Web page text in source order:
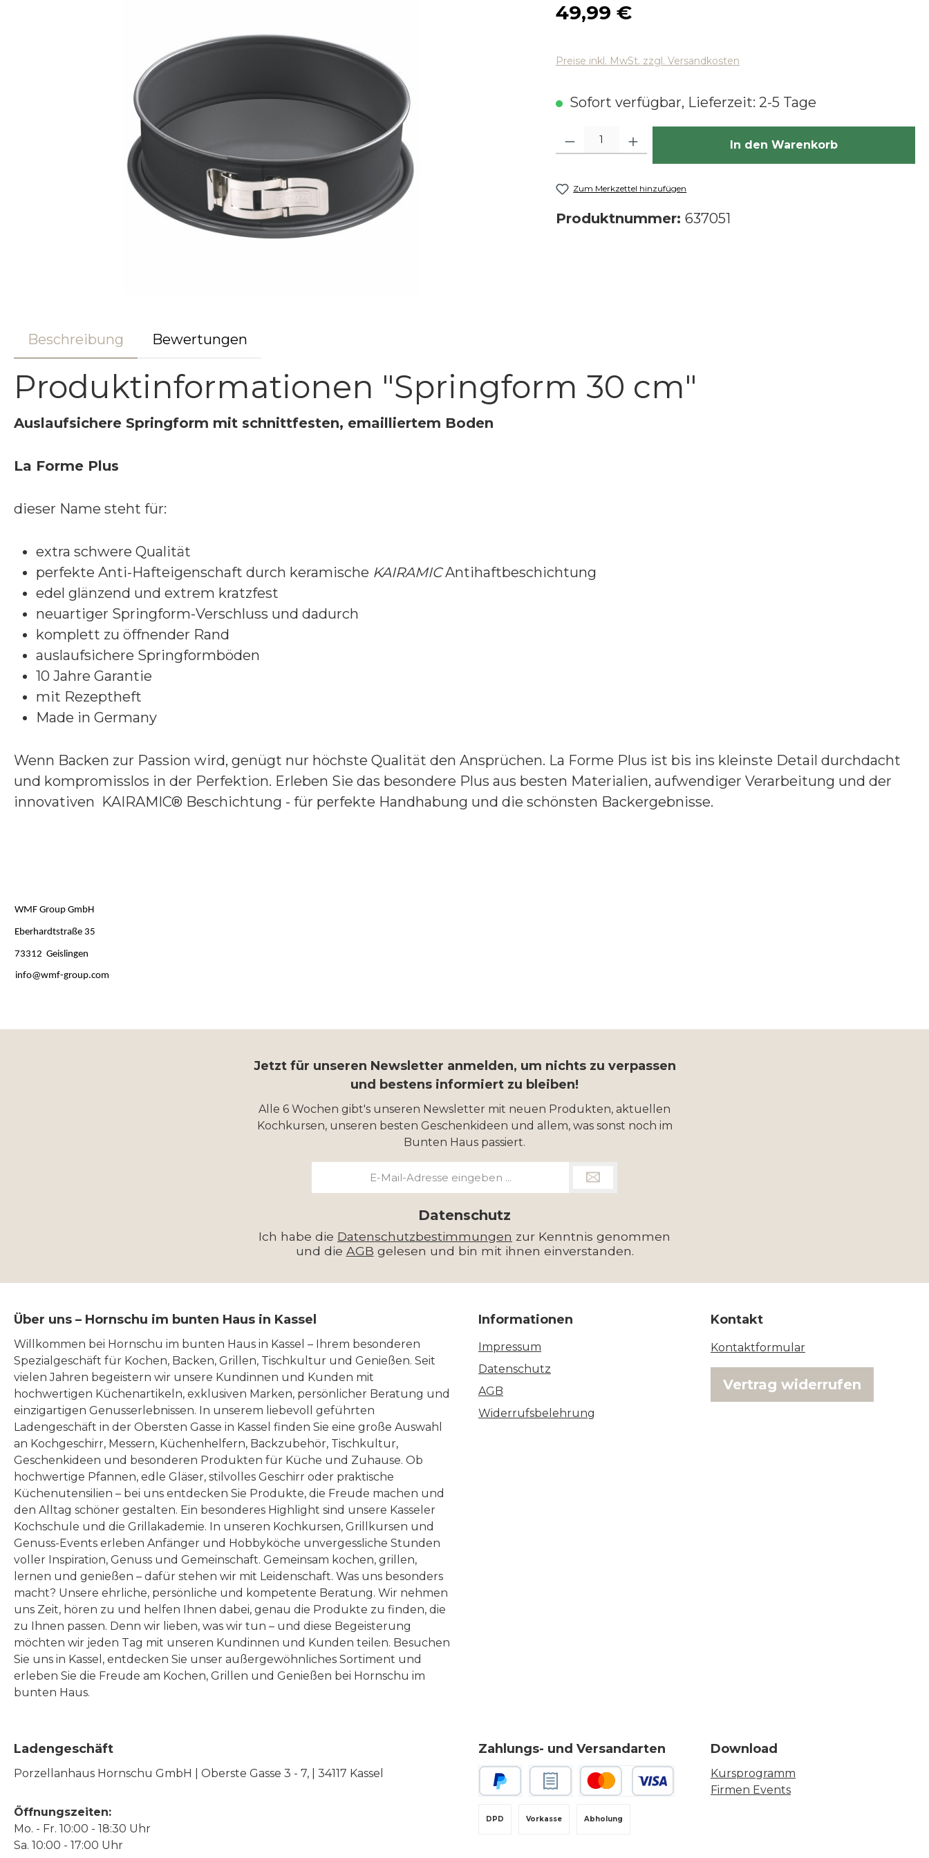
Regulärer Preis:
49,99 €
Preise inkl. MwSt. zzgl. Versandkosten
Sofort verfügbar, Lieferzeit: 2-5 Tage
Produkt Anzahl: Gib den gewünschten Wert ein oder benutze die
In den Warenkorb
Zum Merkzettel hinzufügen
Produktnummer: 637051
Beschreibung Bewertungen
Produktinformationen "Springform 30 cm"
Auslaufsichere Springform mit schnittfesten, emailliertem Boden
La Forme Plus
dieser Name steht für:
extra schwere Qualität
perfekte Anti-Hafteigenschaft durch keramische KAIRAMICAntihaftbeschichtung
edel glänzend und extrem kratzfest
neuartiger Springform-Verschluss und dadurch
komplett zu öffnender Rand
auslaufsichere Springformböden
10 Jahre Garantie
mit Rezeptheft
Made in Germany
Wenn Backen zur Passion wird, genügt nur höchste Qualität den Ansprüchen. La Forme Plus ist bis ins kleinste Detail durchdacht
und kompromisslos in der Perfektion. Erleben Sie das besondere Plus aus besten Materialien, aufwendiger Verarbeitung und der
innovativen KAIRAMIC® Beschichtung - für perfekte Handhabung und die schönsten Backergebnisse.
WMF Group GmbH
Eberhardtstraße 35
73312 Geislingen
info@wmf-group.com
Jetzt für unseren Newsletter anmelden, um nichts zu verpassen
und bestens informiert zu bleiben!
Alle 6 Wochen gibt's unseren Newsletter mit neuen Produkten, aktuellen
Kochkursen, unseren besten Geschenkideen und allem, was sonst noch im
Bunten Haus passiert.
Datenschutz
Ich habe die Datenschutzbestimmungen zur Kenntnis genommen
und die AGB gelesen und bin mit ihnen einverstanden.
Über uns – Hornschu im bunten Haus in Kassel
Willkommen bei Hornschu im bunten Haus in Kassel – Ihrem besonderen
Spezialgeschäft für Kochen, Backen, Grillen, Tischkultur und Genießen. Seit
vielen Jahren begeistern wir unsere Kundinnen und Kunden mit
hochwertigen Küchenartikeln, exklusiven Marken, persönlicher Beratung und
einzigartigen Genusserlebnissen. In unserem liebevoll geführten
Ladengeschäft in der Obersten Gasse in Kassel finden Sie eine große Auswahl
an Kochgeschirr, Messern, Küchenhelfern, Backzubehör, Tischkultur,
Geschenkideen und besonderen Produkten für Küche und Zuhause. Ob
hochwertige Pfannen, edle Gläser, stilvolles Geschirr oder praktische
Küchenutensilien – bei uns entdecken Sie Produkte, die Freude machen und
den Alltag schöner gestalten. Ein besonderes Highlight sind unsere Kasseler
Kochschule und die Grillakademie. In unseren Kochkursen, Grillkursen und
Genuss-Events erleben Anfänger und Hobbyköche unvergessliche Stunden
voller Inspiration, Genuss und Gemeinschaft. Gemeinsam kochen, grillen,
lernen und genießen – dafür stehen wir mit Leidenschaft. Was uns besonders
macht? Unsere ehrliche, persönliche und kompetente Beratung. Wir nehmen
uns Zeit, hören zu und helfen Ihnen dabei, genau die Produkte zu finden, die
zu Ihnen passen. Denn wir lieben, was wir tun – und diese Begeisterung
möchten wir jeden Tag mit unseren Kundinnen und Kunden teilen. Besuchen
Sie uns in Kassel, entdecken Sie unser außergewöhnliches Sortiment und
erleben Sie die Freude am Kochen, Grillen und Genießen bei Hornschu im
bunten Haus.
Informationen
Impressum
Datenschutz
AGB
Widerrufsbelehrung
Kontakt
Kontaktformular
Vertrag widerrufen
Ladengeschäft
Porzellanhaus Hornschu GmbH | Oberste Gasse 3 - 7, | 34117 Kassel
Öffnungszeiten:
Mo. - Fr. 10:00 - 18:30 Uhr
Sa. 10:00 - 17:00 Uhr
Zahlungs- und Versandarten
Vorkasse
DPD Abholung
Download
Kursprogramm
Firmen Events